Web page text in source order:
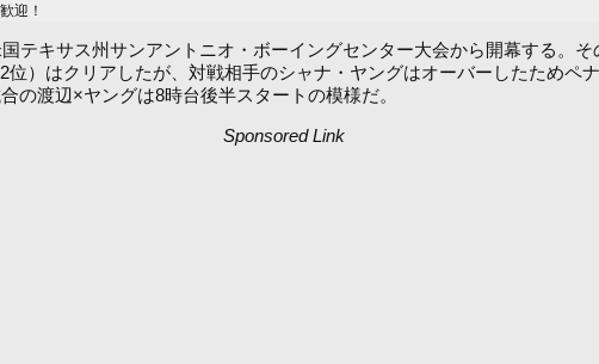
迎！
キサス州サンアントニオ・ボーイングセンター大会から開幕する。
）はクリアしたが、対戦相手のシャナ・ヤングはオーバーしたためペ
の渡辺×ヤングは8時台後半スタートの模様だ。
Sponsored Link